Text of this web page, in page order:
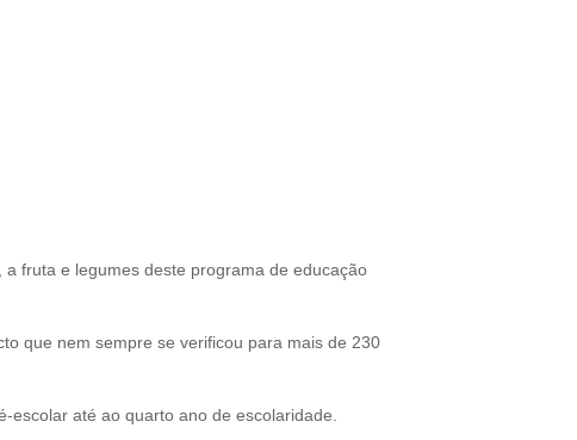
fruta e legumes deste programa de educação
que nem sempre se verificou para mais de 230
até ao quarto ano de escolaridade.